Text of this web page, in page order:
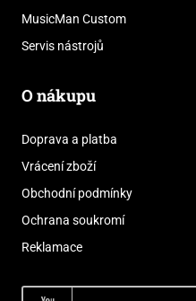
MusicMan Custom
Servis nástrojů
O nákupu
Doprava a platba
Vrácení zboží
Obchodní podmínky
Ochrana soukromí
Reklamace